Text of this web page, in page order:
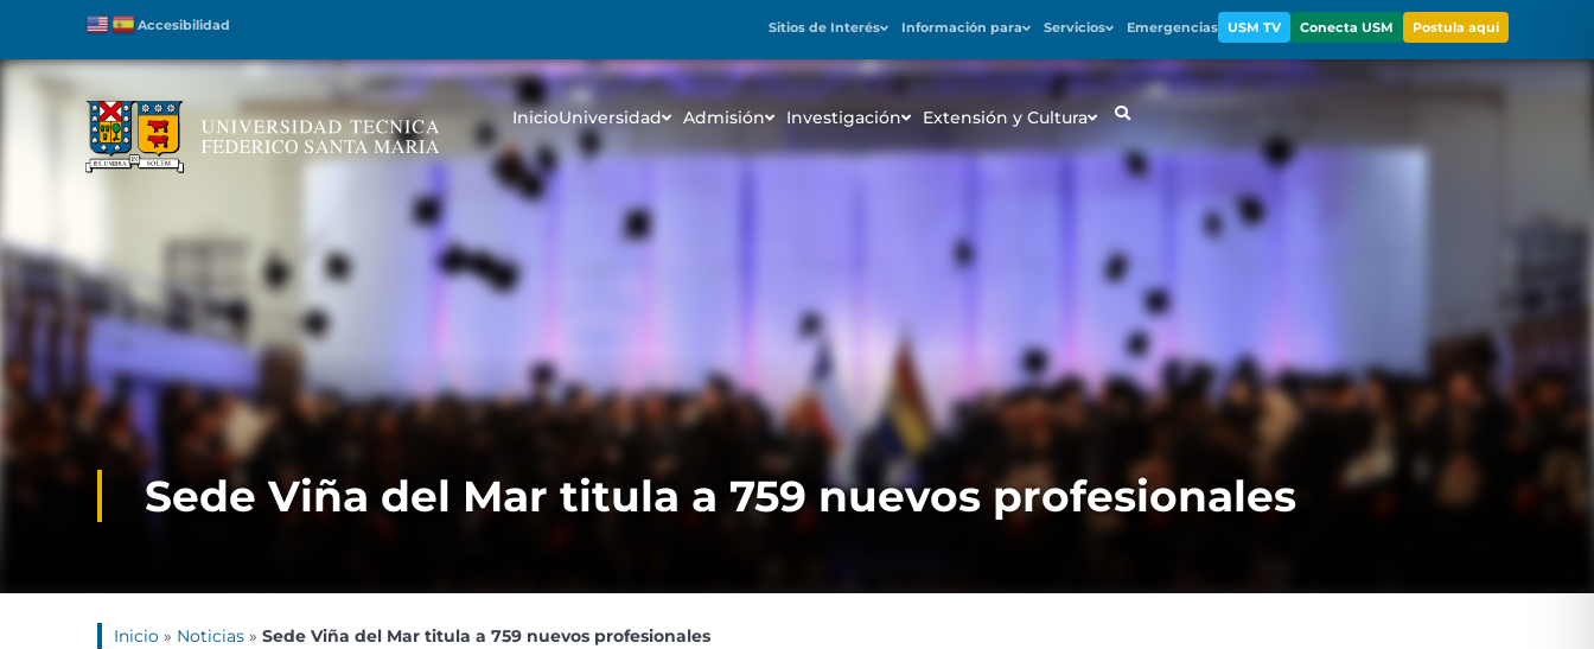
Accesibilidad Sitios de Interés Información para Servicios Emergencias USM TV Conecta USM Postula aquí
InicioUniversidad Admisión Investigación Extensión y Cultura
Sede Viña del Mar titula a 759 nuevos profesionales
Inicio » Noticias » Sede Viña del Mar titula a 759 nuevos profesionales